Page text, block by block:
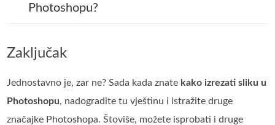
Photoshopu?
Zaključak
Jednostavno je, zar ne? Sada kada znate kako izrezati sliku u
Photoshopu, nadogradite tu vještinu i istražite druge
značajke Photoshopa. Štoviše, možete isprobati i druge